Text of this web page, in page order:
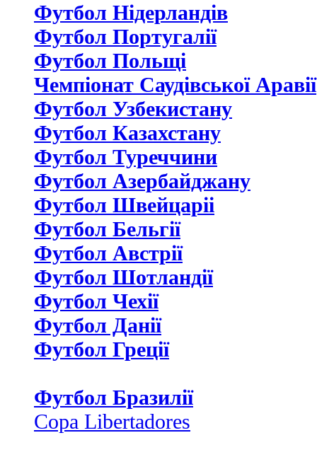
Футбол Нідерландiв
Футбол Португалії
Футбол Польщі
Чемпіонат Саудівської Аравії
Футбол Узбекистану
Футбол Казахстану
Футбол Туреччини
Футбол Азербайджану
Футбол Швейцаріі
Футбол Бельгії
Футбол Австрії
Футбол Шотландії
Футбол Чехії
Футбол Данії
Футбол Греції
Футбол Бразилії
Copa Libertadores